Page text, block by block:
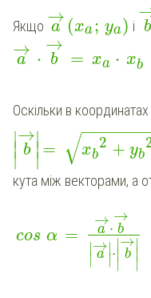
Якщо a
→ (xa; ya) і b
a
→ ⋅ b
→
= xa ⋅ xb
Оскільки в координатах
∣
∣∣ b
→∣
∣∣ = xb
2 + yb
−−−−−−−
√
кута між векторами, а
cos α = a
→⋅ b
→
∣
∣ a
→∣
∣⋅
∣
∣
∣ b
→∣
∣
∣